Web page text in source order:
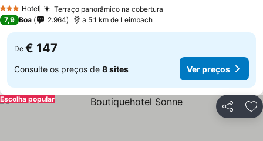
3 EstrelasHotel Terraço panorâmico na cobertura
7,9 Boa 2.964 a 5.1 km de Leimbach
De € 147
Consulte os preços de 8 sites Ver preços
Partilhar
Escolha popular